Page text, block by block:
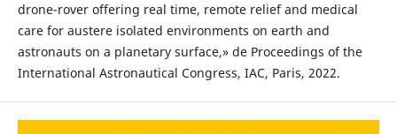
drone-rover offering real time, remote relief and medical
care for austere isolated environments on earth and
astronauts on a planetary surface,» de Proceedings of the
International Astronautical Congress, IAC, Paris, 2022.